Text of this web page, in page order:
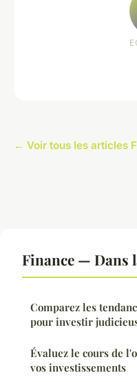
← Voir tous les articles
Finance — Dans
Comparez les
pour investir
Évaluez le cours de
vos investissements